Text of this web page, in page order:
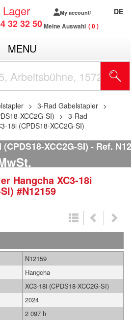
Lager
32 32 50
My account
Meine Auswahl 0
DE
MENU
3-Rad Gabelstapler
XCC2G-SI)
3-Rad
18i (CPDS18-XCC2G-SI)
XCC2G-SI) Ref.
Hangcha XC3-18i
#N12159
N12159
Hangcha
XC3-18i (CPDS18-XCC2G-SI)
2024
2 097 h